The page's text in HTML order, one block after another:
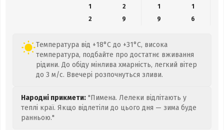
1
2 1
1
2
9 9 6
Температура від +18°C до +31°C, висока
температура, подбайте про достатнє вживання
рідини. До обіду мінлива хмарність, легкий вітер
до 3 м/с. Ввечері розпочнуться зливи.
Народні прикмети: "Пимена. Лелеки відлітають у
теплі краї. Якщо відлетіли до цього дня — зима буде
ранньою."